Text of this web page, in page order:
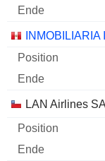
INMOBILIARIA
LAN Airlines SA